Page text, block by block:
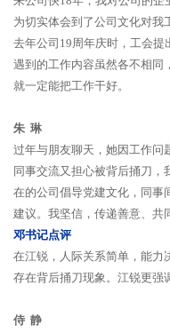
为切实体会到了公司文化对我
去年公司19周年庆时，工会提
遇到的工作内容虽然各不相同
就一定能把工作干好。
朱 琳
过年与朋友聊天，她因工作问
同事交流又担心被背后捅刀
在的公司倡导党建文化，同事
建议。我坚信，传递善意、共
邓书记点评
在江锐，人际关系简单，能力
存在背后捅刀现象。江锐更强
侍 静